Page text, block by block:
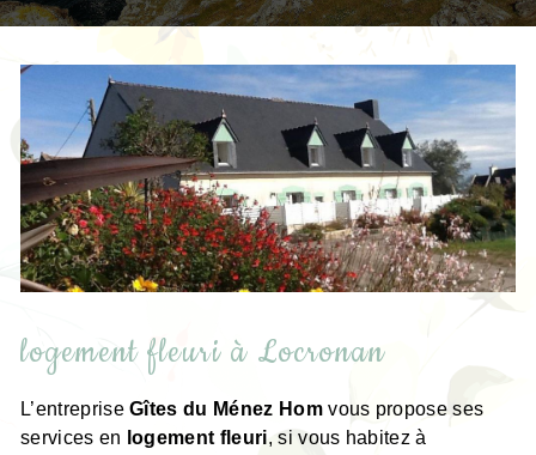
logement fleuri à Locronan
L’entrepriseGîtes du Ménez Homvous propose ses
services en logement fleuri, si vous habitez à